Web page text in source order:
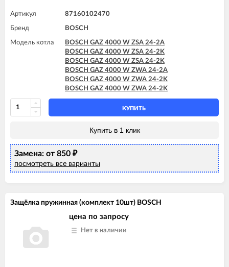
Артикул 87160102470
Бренд BOSCH
Модель котла
BOSCH GAZ 4000 W ZSA 24-2A
BOSCH GAZ 4000 W ZSA 24-2K
BOSCH GAZ 4000 W ZSA 24-2K
BOSCH GAZ 4000 W ZWA 24-2A
BOSCH GAZ 4000 W ZWA 24-2K
BOSCH GAZ 4000 W ZWA 24-2K
КУПИТЬ
Купить в 1 клик
Замена: от 850 ₽
посмотреть все варианты
Защёлка пружинная (комплект 10шт) BOSCH
цена по запросу
Нет в наличии